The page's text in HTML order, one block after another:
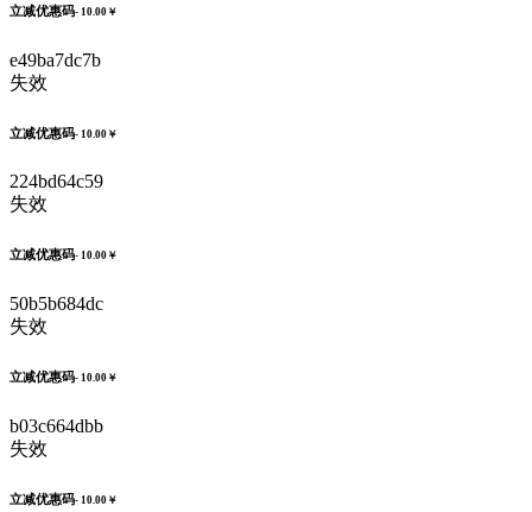
立减优惠码- 10.00￥
e49ba7dc7b
失效
立减优惠码- 10.00￥
224bd64c59
失效
立减优惠码- 10.00￥
50b5b684dc
失效
立减优惠码- 10.00￥
b03c664dbb
失效
立减优惠码- 10.00￥